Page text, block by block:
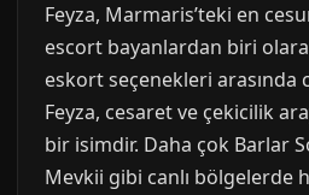
Feyza, Marmaris’teki en
escort bayanlardan biri
eskort seçenekleri arasında
Feyza, cesaret ve çekicilik
bir isimdir. Daha çok Barlar
Mevkii gibi canlı bölgelerde